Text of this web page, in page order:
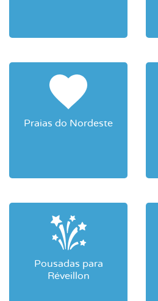
Praias do Nordeste
Pousadas para
Réveillon